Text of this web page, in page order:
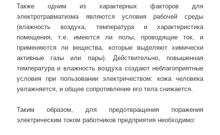
Также одним из характерных факторов для
электротравматизма являются условия рабочей среды
(влажность воздуха, температура и характеристика
помещения, т.е. имеются ли полы, проводящие ток, и
применяются ли вещества, которые выделяют химически
активные газы или пары). Действительно, повышенная
температура и влажность воздуха создают неблагоприятные
условия при пользовании электричеством: кожа человека
увлажняется, и общее сопротивление его тела снижается.
Таким образом, для предотвращения поражения
электрическим током работников предприятия необходимо: